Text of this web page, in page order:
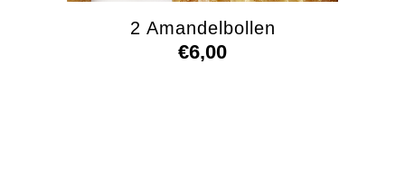
2 Amandelbollen
€6,00